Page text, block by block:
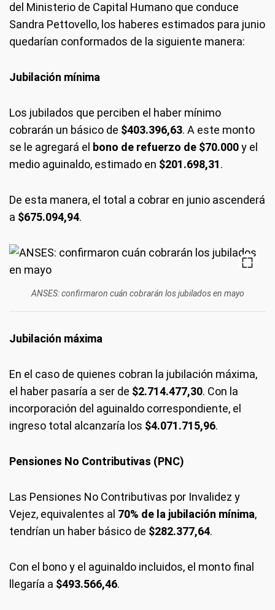
del Ministerio de Capital Humano que conduce
Sandra Pettovello, los haberes estimados para junio
quedarían conformados de la siguiente manera:
Jubilación mínima
Los jubilados que perciben el haber mínimo
cobrarán un básico de $403.396,63. A este monto
se le agregará el bono de refuerzo de $70.000y el
medio aguinaldo, estimado en $201.698,31.
De esta manera, el total a cobrar en junio ascenderá
a $675.094,94.
ANSES: confirmaron cuán cobrarán los jubilados en mayo
Jubilación máxima
En el caso de quienes cobran la jubilación máxima,
el haber pasaría a ser de $2.714.477,30. Con la
incorporación del aguinaldo correspondiente, el
ingreso total alcanzaría los $4.071.715,96.
Pensiones No Contributivas (PNC)
Las Pensiones No Contributivas por Invalidez y
Vejez, equivalentes al 70% de la jubilación mínima,
tendrían un haber básico de $282.377,64.
Con el bono y el aguinaldo incluidos, el monto final
llegaría a $493.566,46.